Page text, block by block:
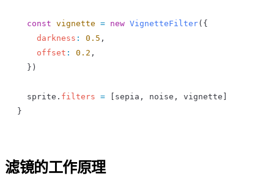
  const
vignette = new VignetteFilter({
    darkness
: 0.5 ,
    offset
: 0.2 ,
  })
  sprite
. filters = sepia , noise , vignette
}
滤镜的工作原理